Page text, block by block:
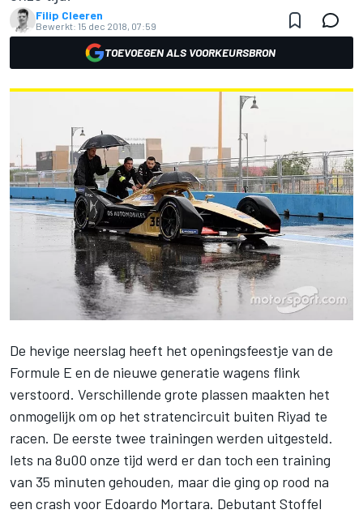
Filip Cleeren
Bewerkt: 15 dec 2018, 07:59
TOEVOEGEN ALS VOORKEURSBRON
De hevige neerslag heeft het openingsfeestje van de
Formule E en de nieuwe generatie wagens flink
verstoord. Verschillende grote plassen maakten het
onmogelijk om op het stratencircuit buiten Riyad te
racen. De eerste twee trainingen werden uitgesteld.
Iets na 8u00 onze tijd werd er dan toch een training
van 35 minuten gehouden, maar die ging op rood na
een crash voor Edoardo Mortara. Debutant Stoffel